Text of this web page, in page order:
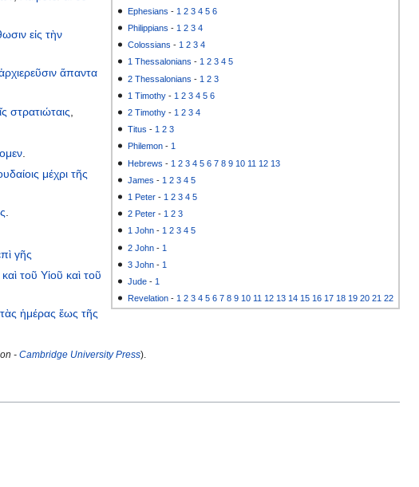
Ephesians - 1 2 3 4 5 6
Philippians - 1 2 3 4
Colossians - 1 2 3 4
1 Thessalonians -1 2 3 4 5
2 Thessalonians - 1 2 3
1 Timothy - 1 2 3 4 5 6
2 Timothy - 1 2 3 4
Titus - 1 2 3
Philemon -1
Hebrews - 1 2 3 4 5 6 7 8 9 10 11 12 13
James - 1 2 3 4 5
1 Peter - 1 2 3 4 5
2 Peter - 1 2 3
1 John -1 2 3 4 5
2 John - 1
3 John - 1
Jude - 1
Revelation - 1 2 3 4 5 6 7 8 9 10 11 12 13 14 15 16 17 18 19 20 21 22
εἰς τὴν
ἅπαντα
στρατιώταις
μέχρι τῆς
.
γῆς
καὶ τοῦ Υἱοῦ καὶ τοῦ
τὰς ἡμέρας ἕως τῆς
- Cambridge University Press).